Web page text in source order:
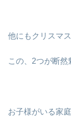
他にもクリスマ
この、2つが断然
お子様がいる家